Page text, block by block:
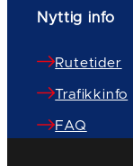
Nyttig info
Rutetider
Trafikkinfo
FAQ